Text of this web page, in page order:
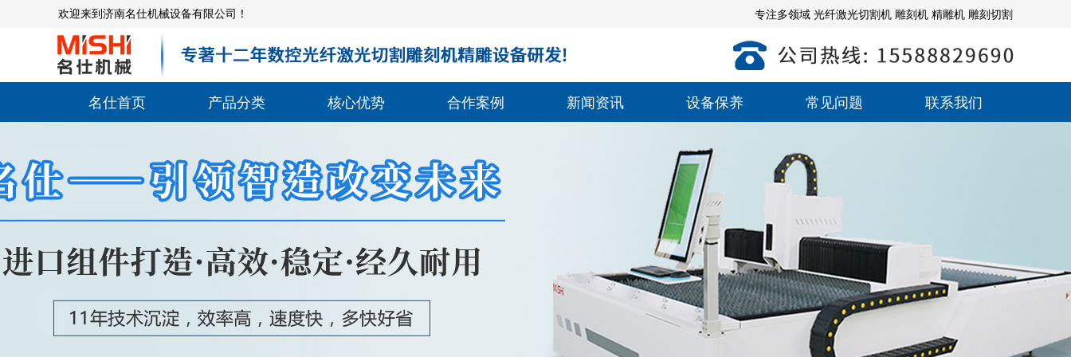
专注多领域 光纤激光切割机 雕刻机 精雕机 雕刻切割
欢迎来到济南名仕机械设备有限公司！
名仕首页 产品分类 核心优势 合作案例 新闻资讯 设备保养 常见问题 联系我们